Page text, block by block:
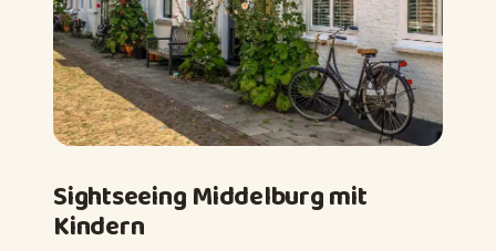
Sightseeing Middelburg mit
Kindern